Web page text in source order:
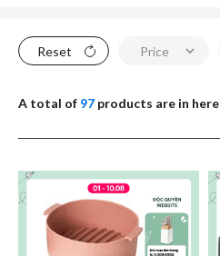
Reset Price
A total of 97 products are in here